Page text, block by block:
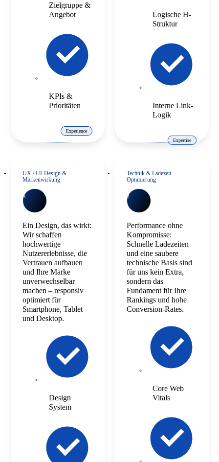
Zielgruppe &
Angebot
KPIs &
Prioritäten
Experience
Logische H-
Struktur
Interne Link-
Logik
Expertise
UX / UI-Design &
Markenwirkung
3
Ein Design, das wirkt:
Wir schaffen
hochwertige
Nutzererlebnisse, die
Vertrauen aufbauen
und Ihre Marke
unverwechselbar
machen – responsiv
optimiert für
Smartphone, Tablet
und Desktop.
Design
System
Technik & Ladezeit
Optimierung
4
Performance ohne
Kompromisse:
Schnelle Ladezeiten
und eine saubere
technische Basis sind
für uns kein Extra,
sondern das
Fundament für Ihre
Rankings und hohe
Conversion-Rates.
Core Web
Vitals